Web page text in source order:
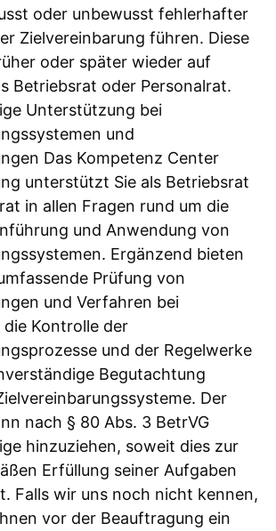
oder unbewusst fehlerhafter
Zielvereinbarung führen. Diese
oder später wieder auf
Betriebsrat oder Personalrat.
Unterstützung bei
und
Das Kompetenz Center
unterstützt Sie als Betriebsrat
in allen Fragen rund um die
und Anwendung von
Ergänzend bieten
Prüfung von
und Verfahren bei
Kontrolle der
und der Regelwerke
Begutachtung
Der
nach § 80 Abs. 3 BetrVG
hinzuziehen, soweit dies zur
Erfüllung seiner Aufgaben
Falls wir uns noch nicht kennen,
vor der Beauftragung ein